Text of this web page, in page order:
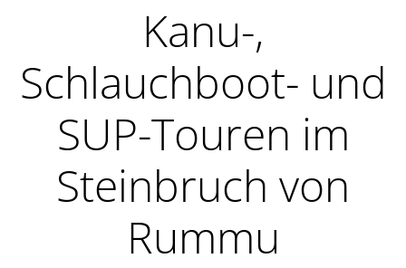
Kanu-,
Schlauchboot- und
SUP-Touren im
Steinbruch von
Rummu